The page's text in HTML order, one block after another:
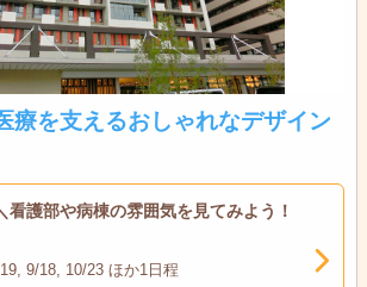
療を支えるおしゃれなデザイン
看護部や病棟の雰囲気を見てみよう！
9/18, 10/23 ほか1日程